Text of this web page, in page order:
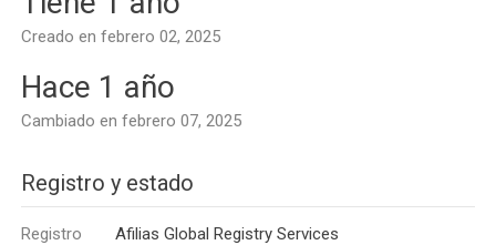
Creado en febrero 02, 2025
Hace 1 año
Cambiado en febrero 07, 2025
Registro y estado
Registro Afilias Global Registry Services